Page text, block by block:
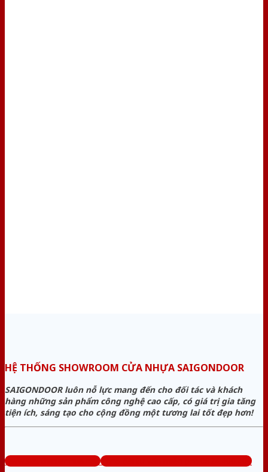
HỆ THỐNG SHOWROOM CỬA NHỰA SAIGONDOOR
SAIGONDOOR luôn nỗ lực mang đến cho đối tác và khách
hàng những sản phẩm công nghệ cao cấp, có giá trị gia tăng
tiện ích, sáng tạo cho cộng đồng một tương lai tốt đẹp hơn!
www.sieuthicuanhua.net Tổng đài tư vấn miễn phí: 0824.400.400